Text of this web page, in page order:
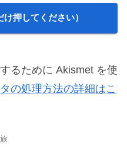
るために Akismet を使
の処理方法の詳細はこ